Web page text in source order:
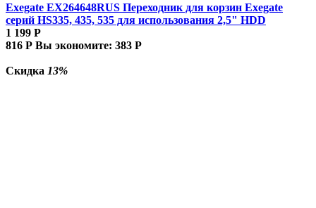
Exegate EX264648RUS Переходник для корзин Exegate
серий HS335, 435, 535 для использования 2,5" HDD
1 199 Р
816 Р Вы экономите: 383 Р
Скидка 13%